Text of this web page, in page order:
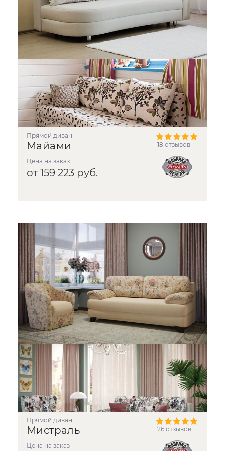
прямой диван
Майами
Цена на заказ
от 159 223 руб.
18 отзывов
прямой диван
Мистраль
Цена на заказ
26 отзывов